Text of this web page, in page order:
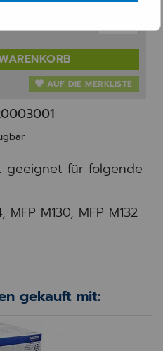
AUF DIE MERKLISTE
geeignet für folgende
MFP M130, MFP M132
gekauft mit:
(25k)